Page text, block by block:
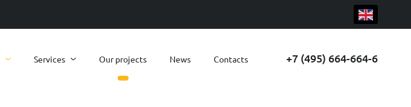
Services Our projects News Contacts +7 (495) 664-664-6